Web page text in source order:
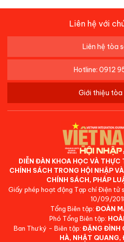
Liên hệ với
Liên hệ tòa
Hotline: 0912
Giới thiệu tòa
DIỄN ĐÀN KHOA HỌC VÀ
CHÍNH SÁCH TRONG HỘI NHẬP
CHÍNH SÁCH, PHÁP
Giấy phép hoạt động Tạp chí Điện
10/09/
Tổng Biên tập: ĐOÀN
Phó Tổng Biên tập:
Ban Thư ký - Biên tập: ĐẶNG ĐÌNH
HÀ, NHẬT QUANG,